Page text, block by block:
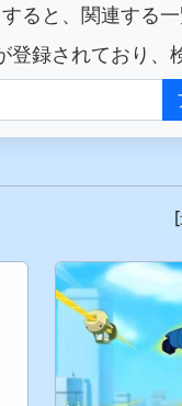
ると、関連する
登録されており、